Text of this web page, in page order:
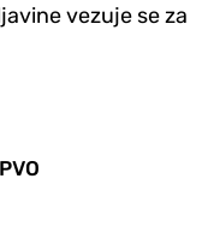
vezuje se za